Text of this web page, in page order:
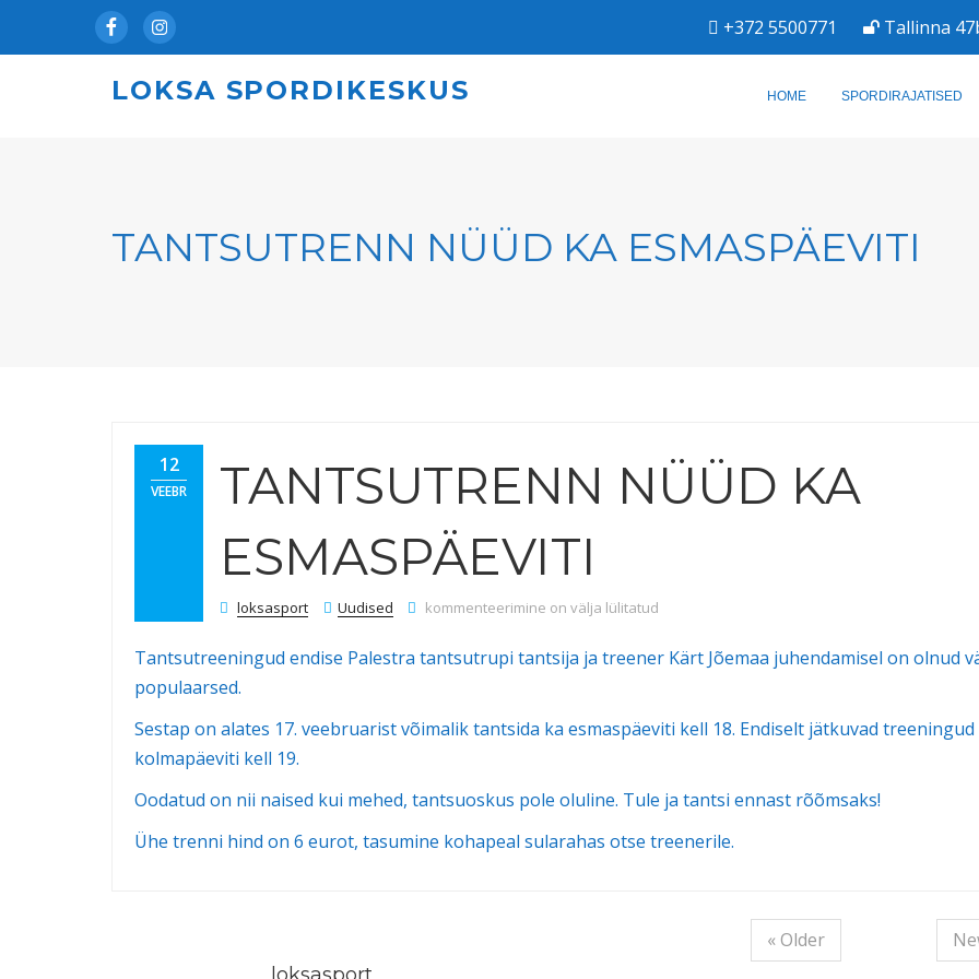
FacebookInstagram +372 5500771 Tallinna
LOKSA SPORDIKESKUS HOME SPORDIRAJATISED
TANTSUTRENN NÜÜD KA ESMASPÄEVITI
12
VEEBR
TANTSUTRENN NÜÜD KA
ESMASPÄEVITI
loksasport Uudised Tantsutrenn nüüd ka esmaspäeviti
kommenteerimine on välja lülitatud
Tantsutreeningud endise Palestra tantsutrupi tantsija ja treener Kärt Jõemaa juhendamisel on olnud
populaarsed.
Sestap on alates 17. veebruarist võimalik tantsida ka esmaspäeviti kell 18. Endiselt jätkuvad treeningud
kolmapäeviti kell 19.
Oodatud on nii naised kui mehed, tantsuoskus pole oluline. Tule ja tantsi ennast rõõmsaks!
Ühe trenni hind on 6 eurot, tasumine kohapeal sularahas otse treenerile.
« Older